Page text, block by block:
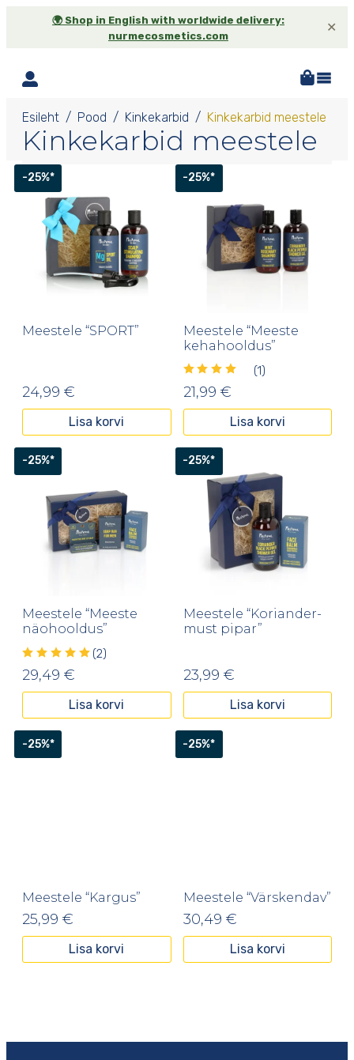
🌍 Shop in English with worldwide delivery:
nurmecosmetics.com
✕
Esileht Pood Kinkekarbid Kinkekarbid meestele
Kinkekarbid meestele
-25%*
Meestele “SPORT”
24,99 €
Lisa korvi
-25%*
Meestele “Meeste
kehahooldus”
(1)
21,99 €
Lisa korvi
-25%*
Meestele “Meeste
näohooldus”
(2)
29,49 €
Lisa korvi
-25%*
Meestele “Koriander-
must pipar”
23,99 €
Lisa korvi
-25%*
Meestele “Kargus”
25,99 €
Lisa korvi
-25%*
Meestele “Värskendav”
30,49 €
Lisa korvi